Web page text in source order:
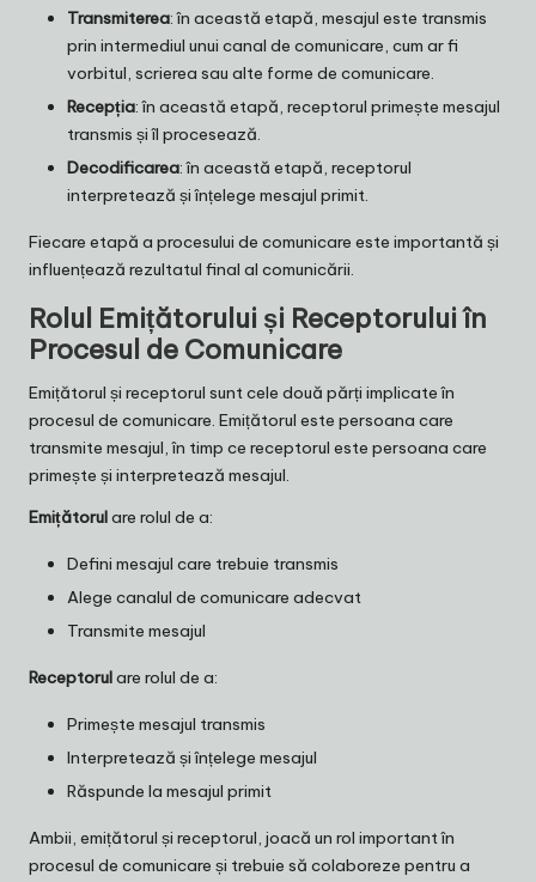
Transmiterea: în această etapă, mesajul este transmis
prin intermediul unui canal de comunicare, cum ar fi
vorbitul, scrierea sau alte forme de comunicare.
Recepția: în această etapă, receptorul primește mesajul
transmis și îl procesează.
Decodificarea: în această etapă, receptorul
interpretează și înțelege mesajul primit.
Fiecare etapă a procesului de comunicare este importantă și
influențează rezultatul final al comunicării.
Rolul Emițătorului și Receptorului în
Procesul de Comunicare
Emițătorul și receptorul sunt cele două părți implicate în
procesul de comunicare. Emițătorul este persoana care
transmite mesajul, în timp ce receptorul este persoana care
primește și interpretează mesajul.
Emițătorulare rolul de a:
Defini mesajul care trebuie transmis
Alege canalul de comunicare adecvat
Transmite mesajul
Receptorulare rolul de a:
Primește mesajul transmis
Interpretează și înțelege mesajul
Răspunde la mesajul primit
Ambii, emițătorul și receptorul, joacă un rol important în
procesul de comunicare și trebuie să colaboreze pentru a